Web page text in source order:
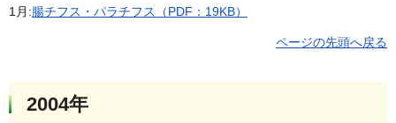
1月:腸チフス・パラチフス（PDF：19KB）
ページの先頭へ戻る
2004年